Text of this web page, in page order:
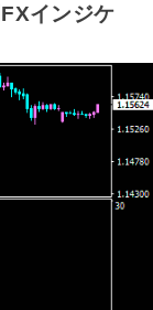
インジケ